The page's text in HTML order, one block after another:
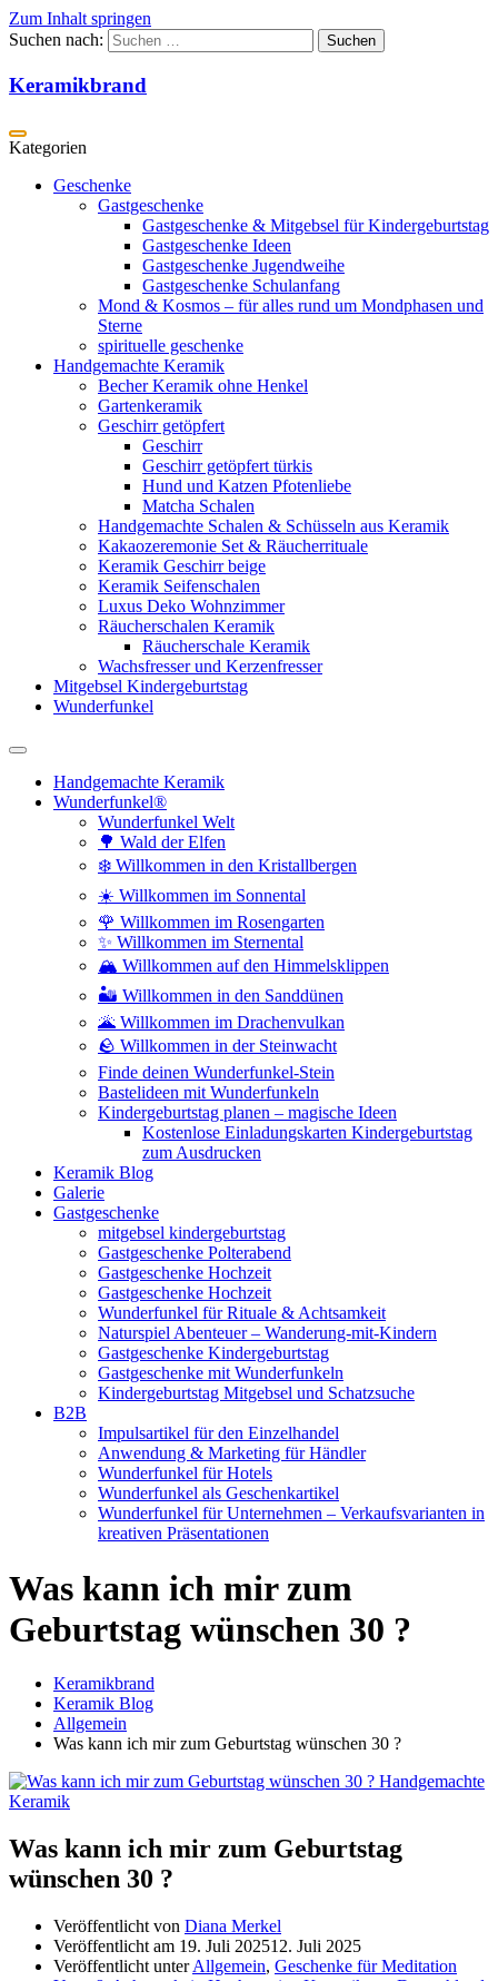
Zum Inhalt springen
Suchen nach:
Keramikbrand
Geschenke
Gastgeschenke
Gastgeschenke & Mitgebsel für Kindergeburtstag
Gastgeschenke Ideen
Gastgeschenke Jugendweihe
Gastgeschenke Schulanfang
Mond & Kosmos – für alles rund um Mondphasen und
Sterne
spirituelle geschenke
Handgemachte Keramik
Becher Keramik ohne Henkel
Gartenkeramik
Geschirr getöpfert
Geschirr
Geschirr getöpfert türkis
Hund und Katzen Pfotenliebe
Matcha Schalen
Handgemachte Schalen & Schüsseln aus Keramik
Kakaozeremonie Set & Räucherrituale
Keramik Geschirr beige
Keramik Seifenschalen
Luxus Deko Wohnzimmer
Räucherschalen Keramik
Räucherschale Keramik
Wachsfresser und Kerzenfresser
Mitgebsel Kindergeburtstag
Wunderfunkel
Handgemachte Keramik
Wunderfunkel®
Wunderfunkel Welt
🌳 Wald der Elfen
❄️ Willkommen in den Kristallbergen
☀️ Willkommen im Sonnental
🌹 Willkommen im Rosengarten
✨ Willkommen im Sternental
🏔️ Willkommen auf den Himmelsklippen
🏜️ Willkommen in den Sanddünen
🌋 Willkommen im Drachenvulkan
🪨 Willkommen in der Steinwacht
Finde deinen Wunderfunkel-Stein
Bastelideen mit Wunderfunkeln
Kindergeburtstag planen – magische Ideen
Kostenlose Einladungskarten Kindergeburtstag
zum Ausdrucken
Keramik Blog
Galerie
Gastgeschenke
mitgebsel kindergeburtstag
Gastgeschenke Polterabend
Gastgeschenke Hochzeit
Gastgeschenke Hochzeit
Wunderfunkel für Rituale & Achtsamkeit
Naturspiel Abenteuer – Wanderung-mit-Kindern
Gastgeschenke Kindergeburtstag
Gastgeschenke mit Wunderfunkeln
Kindergeburtstag Mitgebsel und Schatzsuche
B2B
Impulsartikel für den Einzelhandel
Anwendung & Marketing für Händler
Wunderfunkel für Hotels
Wunderfunkel als Geschenkartikel
Wunderfunkel für Unternehmen – Verkaufsvarianten in
kreativen Präsentationen
Was kann ich mir zum
Geburtstag wünschen 30 ?
Keramikbrand
Keramik Blog
Allgemein
Was kann ich mir zum Geburtstag wünschen 30 ?
Was kann ich mir zum Geburtstag
wünschen 30 ?
Veröffentlicht von Diana Merkel
Veröffentlicht am 19. Juli 202512. Juli 2025
Veröffentlicht unterAllgemein, Geschenke für Meditation